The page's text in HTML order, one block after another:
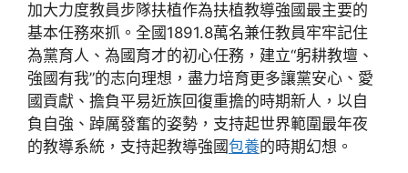
加大力度教員步隊扶植作為扶植教導強國最主要的
基本任務來抓。全國1891.8萬名兼任教員牢牢記住
為黨育人、為國育才的初心任務，建立“躬耕教壇、
強國有我”的志向理想，盡力培育更多讓黨安心、愛
國貢獻、擔負平易近族回復重擔的時期新人，以自
負自強、踔厲發奮的姿勢，支持起世界範圍最年夜
的教導系統，支持起教導強國包養的時期幻想。